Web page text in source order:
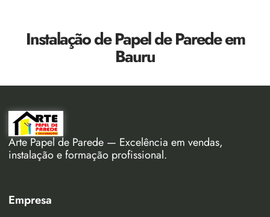
Instalação de Papel de Parede em
Bauru
Arte Papel de Parede — Excelência em vendas,
instalação e formação profissional.
Empresa